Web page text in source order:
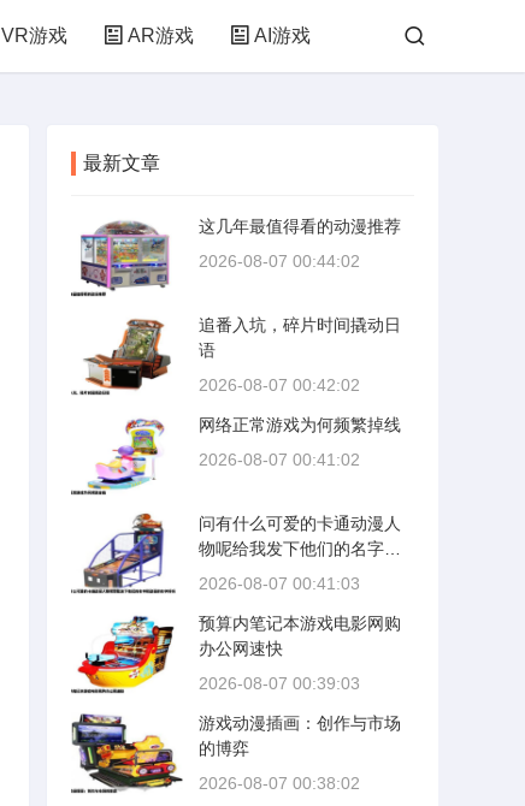
VR游戏 AR游戏 AI游戏
最新文章
这几年最值得看的动漫推荐
2026-08-07 00:44:02
追番入坑，碎片时间撬动日
语
2026-08-07 00:42:02
网络正常游戏为何频繁掉线
2026-08-07 00:41:02
问有什么可爱的卡通动漫人
物呢给我发下他们的名字和
动画的名字好吗
2026-08-07 00:41:03
预算内笔记本游戏电影网购
办公网速快
2026-08-07 00:39:03
游戏动漫插画：创作与市场
的博弈
2026-08-07 00:38:02